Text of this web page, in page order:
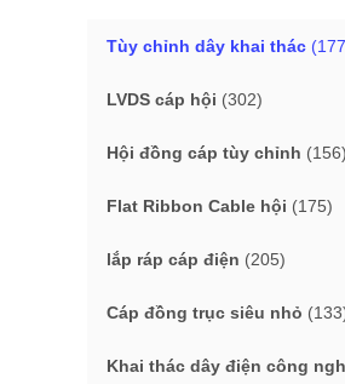
Tùy chỉnh dây khai thác
LVDS cáp hội (302)
Hội đồng cáp tùy chỉnh (156)
Flat Ribbon Cable hội (175)
lắp ráp cáp điện (205)
Cáp đồng trục siêu nhỏ
Khai thác dây điện công